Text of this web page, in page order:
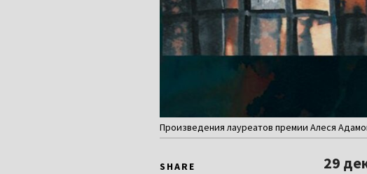
Произведения лауреатов премии Алеся
SHARE
29